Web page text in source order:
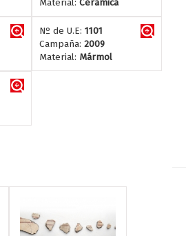
Material: Cerámica
Nº de U.E: 1101
Campaña: 2009
Material: Mármol